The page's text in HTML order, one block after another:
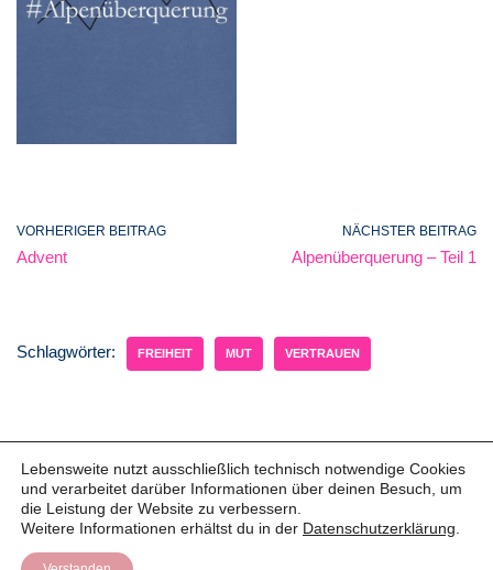
VORHERIGER BEITRAG
Advent
NÄCHSTER BEITRAG
Alpenüberquerung – Teil 1
Schlagwörter: FREIHEIT MUT VERTRAUEN
© 2025 Christine Pauligk | Lebensweite
Impressum Datenschutz
Lebensweite nutzt ausschließlich technisch notwendige Cookies
und verarbeitet darüber Informationen über deinen Besuch, um
die Leistung der Website zu verbessern.
Weitere Informationen erhältst du in der Datenschutzerklärung